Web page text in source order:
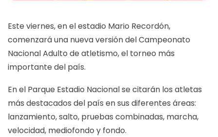
Este viernes, en el estadio Mario Recordón,
comenzará una nueva versión del Campeonato
Nacional Adulto de atletismo, el torneo más
importante del país.
En el Parque Estadio Nacional se citarán los atletas
más destacados del país en sus diferentes áreas:
lanzamiento, salto, pruebas combinadas, marcha,
velocidad, mediofondo y fondo.